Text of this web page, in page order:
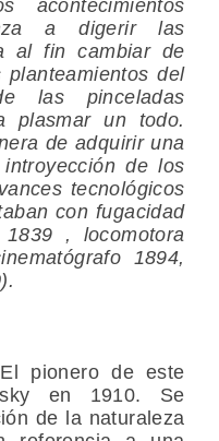
a digerir las
al fin cambiar de
planteamientos del
las pinceladas
plasmar un todo.
de adquirir una
de los
tecnológicos
con fugacidad
, locomotora
1894,
pionero de este
en 1910. Se
de la naturaleza